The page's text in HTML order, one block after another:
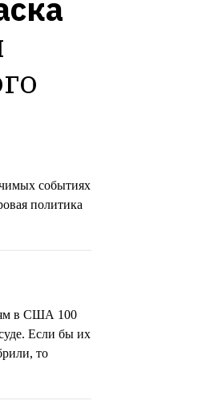
событиях
политика
в США 100
Если бы их
то